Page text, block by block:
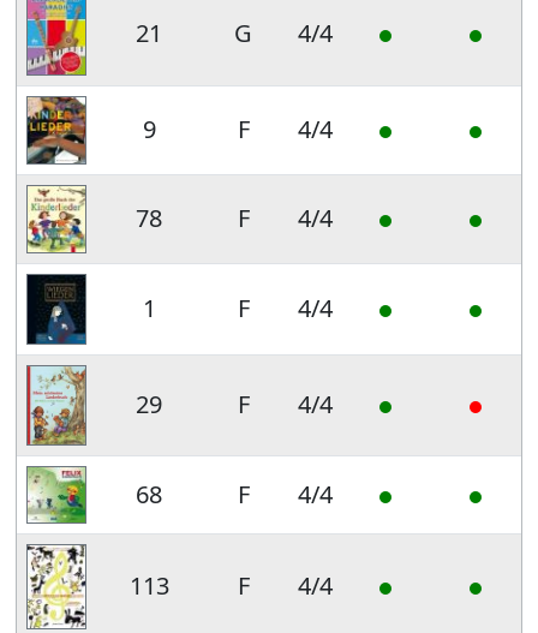
21 G 4/4
9 F 4/4
78 F 4/4
1 F 4/4
29 F 4/4
68 F 4/4
113 F 4/4